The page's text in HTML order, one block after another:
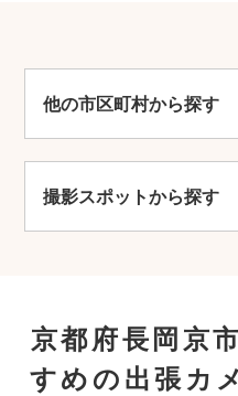
他の市区町村から探す
撮影スポットから探す
京都府長岡京
すめの出張カ